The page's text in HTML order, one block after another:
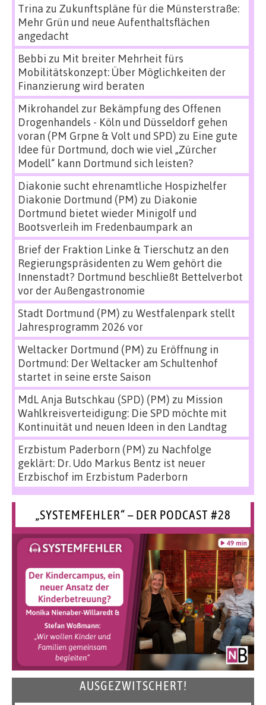
Trina zu Zukunftspläne für die Münsterstraße:
Mehr Grün und neue Aufenthaltsflächen
angedacht
Bebbi zu Mit breiter Mehrheit fürs
Mobilitätskonzept: Über Möglichkeiten der
Finanzierung wird beraten
Mikrohandel zur Bekämpfung des Offenen
Drogenhandels - Köln und Düsseldorf gehen
voran (PM Grpne & Volt und SPD) zu Eine gute
Idee für Dortmund, doch wie viel „Zürcher
Modell“ kann Dortmund sich leisten?
Diakonie sucht ehrenamtliche Hospizhelfer
Diakonie Dortmund (PM) zu Diakonie
Dortmund bietet wieder Minigolf und
Bootsverleih im Fredenbaumpark an
Brief der Fraktion Linke & Tierschutz an den
Regierungspräsidenten zu Wem gehört die
Innenstadt? Dortmund beschließt Bettelverbot
vor der Außengastronomie
Stadt Dortmund (PM) zu Westfalenpark stellt
Jahresprogramm 2026 vor
Weltacker Dortmund (PM) zu Eröffnung in
Dortmund: Der Weltacker am Schultenhof
startet in seine erste Saison
MdL Anja Butschkau (SPD) (PM) zu Mission
Wahlkreisverteidigung: Die SPD möchte mit
Kontinuität und neuen Ideen in den Landtag
Erzbistum Paderborn (PM) zu Nachfolge
geklärt: Dr. Udo Markus Bentz ist neuer
Erzbischof im Erzbistum Paderborn
„SYSTEMFEHLER“ – DER PODCAST #28
AUSGEZWITSCHERT!